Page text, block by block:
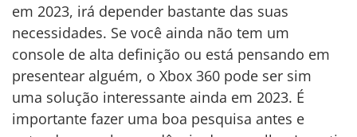
em 2023, irá depender bastante das suas
necessidades. Se você ainda não tem um
console de alta definição ou está pensando em
presentear alguém, o Xbox 360 pode ser sim
uma solução interessante ainda em 2023. É
importante fazer uma boa pesquisa antes e